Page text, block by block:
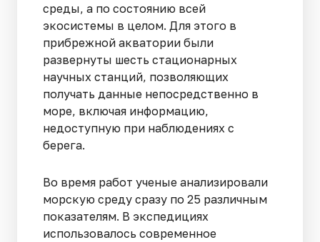
среды, а по состоянию всей
экосистемы в целом. Для этого в
прибрежной акватории были
развернуты шесть стационарных
научных станций, позволяющих
получать данные непосредственно в
море, включая информацию,
недоступную при наблюдениях с
берега.
Во время работ ученые анализировали
морскую среду сразу по 25 различным
показателям. В экспедициях
использовалось современное